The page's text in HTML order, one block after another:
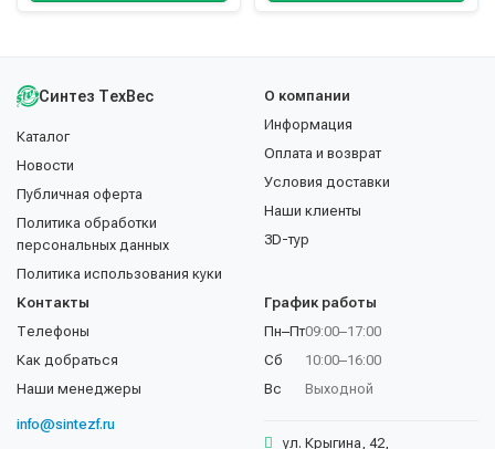
Синтез ТехВес
Каталог
Новости
Публичная оферта
Политика обработки
персональных данных
Политика использования куки
О компании
Информация
Оплата и возврат
Условия доставки
Наши клиенты
3D-тур
Контакты
Телефоны
Как добраться
Наши менеджеры
info@sintezf.ru
График работы
Пн–Пт
Сб
Вс
09:00–17:00
10:00–16:00
Выходной
ул. Крыгина, 42,